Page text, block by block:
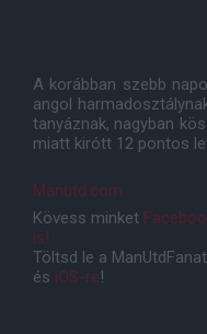
A korábban szebb
angol
tanyáznak, nagyban
miatt kirótt 12 pontos
Manutd.com
Kövess minket
is!
Töltsd le a
és iOS-re!